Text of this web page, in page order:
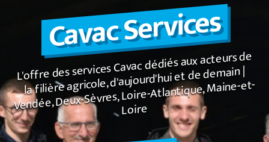
Cavac Services
L'offre des services Cavac dédiés aux acteurs de
la filière agricole, d'aujourd'hui et de demain |
Vendée, Deux-Sèvres, Loire-Atlantique, Maine-et-
Loire
Panneau de gestion des cookies